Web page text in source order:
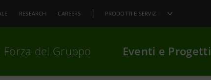
RESEARCH CAREERS PRODOTTI E SERVIZI
Forza del Gruppo Eventi e Progetti